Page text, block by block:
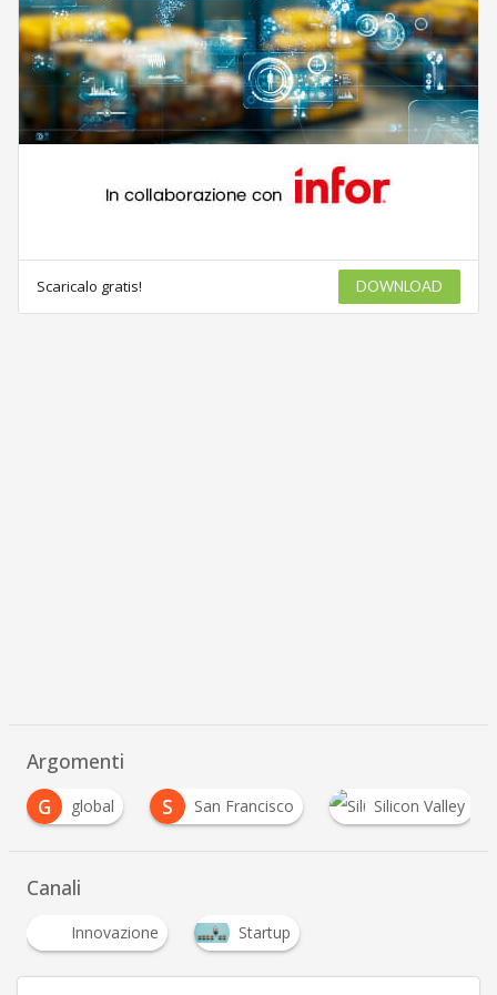
Scaricalo gratis! DOWNLOAD
Argomenti
S
San Francisco Silicon Valley
Venture
Canali
Innovazione Startup